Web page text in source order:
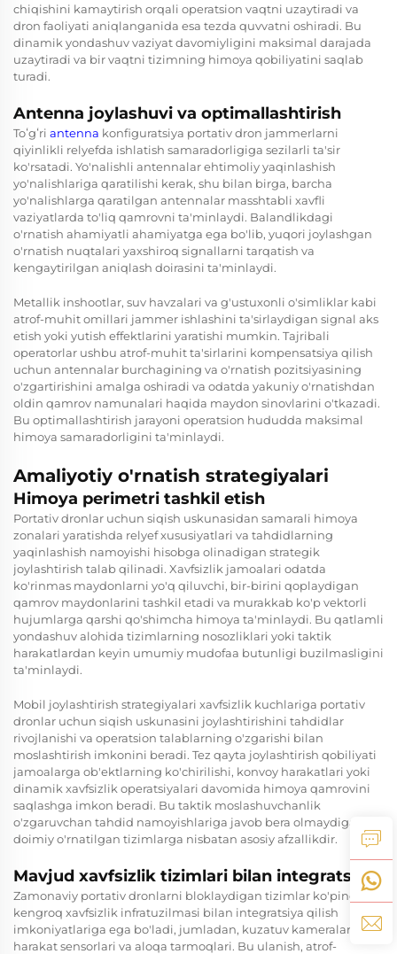
chiqishini kamaytirish orqali operatsion vaqtni uzaytiradi va
dron faoliyati aniqlanganida esa tezda quvvatni oshiradi. Bu
dinamik yondashuv vaziyat davomiyligini maksimal darajada
uzaytiradi va bir vaqtni tizimning himoya qobiliyatini saqlab
turadi.
Antenna joylashuvi va optimallashtirish
Toʻgʻri antenna konfiguratsiya portativ dron jammerlarni
qiyinlikli relyefda ishlatish samaradorligiga sezilarli ta'sir
ko'rsatadi. Yo'nalishli antennalar ehtimoliy yaqinlashish
yo'nalishlariga qaratilishi kerak, shu bilan birga, barcha
yo'nalishlarga qaratilgan antennalar masshtabli xavfli
vaziyatlarda to'liq qamrovni ta'minlaydi. Balandlikdagi
o'rnatish ahamiyatli ahamiyatga ega bo'lib, yuqori joylashgan
o'rnatish nuqtalari yaxshiroq signallarni tarqatish va
kengaytirilgan aniqlash doirasini ta'minlaydi.
Metallik inshootlar, suv havzalari va g'ustuxonli o'simliklar kabi
atrof-muhit omillari jammer ishlashini ta'sirlaydigan signal aks
etish yoki yutish effektlarini yaratishi mumkin. Tajribali
operatorlar ushbu atrof-muhit ta'sirlarini kompensatsiya qilish
uchun antennalar burchagining va o'rnatish pozitsiyasining
o'zgartirishini amalga oshiradi va odatda yakuniy o'rnatishdan
oldin qamrov namunalari haqida maydon sinovlarini o'tkazadi.
Bu optimallashtirish jarayoni operatsion hududda maksimal
himoya samaradorligini ta'minlaydi.
Amaliyotiy o'rnatish strategiyalari
Himoya perimetri tashkil etish
Portativ dronlar uchun siqish uskunasidan samarali himoya
zonalari yaratishda relyef xususiyatlari va tahdidlarning
yaqinlashish namoyishi hisobga olinadigan strategik
joylashtirish talab qilinadi. Xavfsizlik jamoalari odatda
ko'rinmas maydonlarni yo'q qiluvchi, bir-birini qoplaydigan
qamrov maydonlarini tashkil etadi va murakkab ko'p vektorli
hujumlarga qarshi qo'shimcha himoya ta'minlaydi. Bu qatlamli
yondashuv alohida tizimlarning nosozliklari yoki taktik
harakatlardan keyin umumiy mudofaa butunligi buzilmasligini
ta'minlaydi.
Mobil joylashtirish strategiyalari xavfsizlik kuchlariga portativ
dronlar uchun siqish uskunasini joylashtirishini tahdidlar
rivojlanishi va operatsion talablarning o'zgarishi bilan
moslashtirish imkonini beradi. Tez qayta joylashtirish qobiliyati
jamoalarga ob'ektlarning ko'chirilishi, konvoy harakatlari yoki
dinamik xavfsizlik operatsiyalari davomida himoya qamrovini
saqlashga imkon beradi. Bu taktik moslashuvchanlik
o'zgaruvchan tahdid namoyishlariga javob bera olmaydigan
doimiy o'rnatilgan tizimlarga nisbatan asosiy afzallikdir.
Mavjud xavfsizlik tizimlari bilan integratsiya
Zamonaviy portativ dronlarni bloklaydigan tizimlar ko'pincha
kengroq xavfsizlik infratuzilmasi bilan integratsiya qilish
imkoniyatlariga ega bo'ladi, jumladan, kuzatuv kameralari,
harakat sensorlari va aloqa tarmoqlari. Bu ulanish, atrof-